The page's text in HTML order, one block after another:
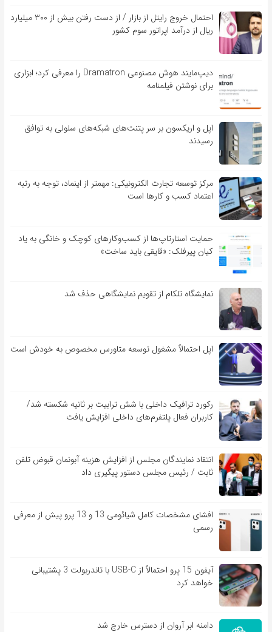
احتمال خروج رایتل از بازار / از دست رفتن بیش از ۳۰۰ میلیارد
ریال از درآمد اپراتور سوم کشور
دیپ‌مایند هوش مصنوعی Dramatron را معرفی کرد؛ ابزاری
برای نوشتن فیلمنامه
اپل و اریکسون بر سر پتنت‌های شبکه‌های سلولی به توافق
رسیدند
مرکز توسعه تجارت الکترونیکی: مهمتر از اینماد، توجه به رتبه
اعتماد کسب و کارها است
حمایت استارتاپ‌ها از کسب‌وکارهای کوچک و خانگی به یاد
کیان پیرفلک: «قایقی باید ساخت»
نمایشگاه تلکام از تقویم نمایشگاهی حذف شد
اپل احتمالاً مشغول توسعه متاورس مخصوص به خودش است
رکورد ترافیک داخلی با شش ترابیت بر ثانیه شکسته شد/
کاربران فعال پلتفرم‌های داخلی افزایش یافت
انتقاد نمایندگان مجلس از افزایش هزینه آبونمان قبوض تلفن
ثابت / رئیس مجلس دستور پیگیری داد
افشای مشخصات کامل شیائومی 13 و 13 پرو پیش از معرفی
رسمی
آیفون 15 پرو احتمالاً از USB-C با تاندربولت 3 پشتیبانی
خواهد کرد
دامنه ابر آروان از دسترس خارج شد